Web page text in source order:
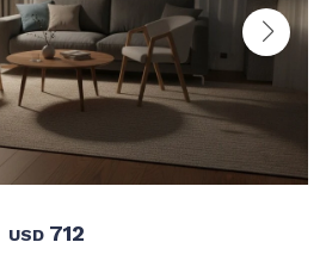
USD 712